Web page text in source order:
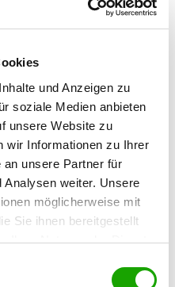
und Anzeigen zu
soziale Medien anbieten
unsere Website zu
wir Informationen zu Ihrer
an unsere Partner für
Analysen weiter. Unsere
möglicherweise mit
Sie ihnen bereitgestellt
Ihrer Nutzung der Dienste
weiterhin nutzen.